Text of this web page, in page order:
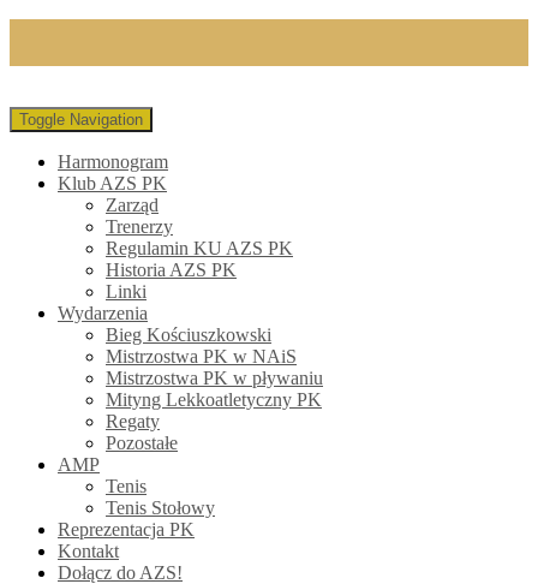
Toggle Navigation
Harmonogram
Klub AZS PK
Zarząd
Trenerzy
Regulamin KU AZS PK
Historia AZS PK
Linki
Wydarzenia
Bieg Kościuszkowski
Mistrzostwa PK w NAiS
Mistrzostwa PK w pływaniu
Mityng Lekkoatletyczny PK
Regaty
Pozostałe
AMP
Tenis
Tenis Stołowy
Reprezentacja PK
Kontakt
Dołącz do AZS!